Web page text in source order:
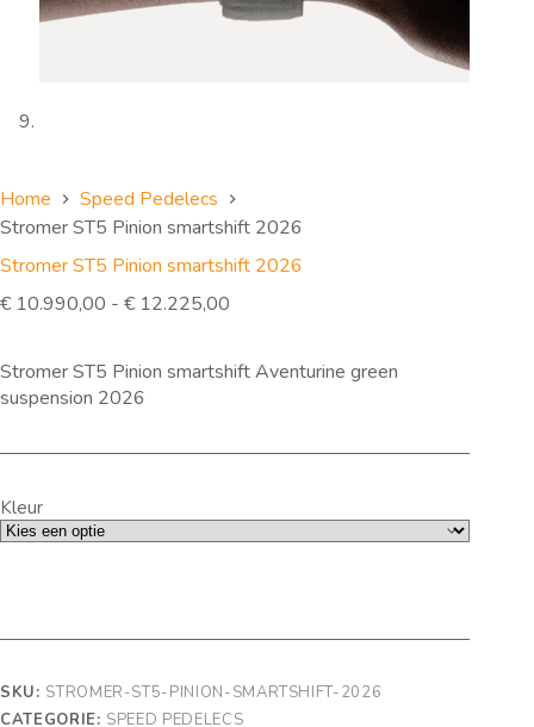
Home
Speed Pedelecs
Stromer ST5 Pinion smartshift 2026
Stromer ST5 Pinion smartshift 2026
€ 10.990,00 - € 12.225,00
€ 12.225,00
Stromer ST5 Pinion smartshift Aventurine green
suspension 2026
Kleur
SKU: STROMER-ST5-PINION-SMARTSHIFT-2026
CATEGORIE: SPEED PEDELECS